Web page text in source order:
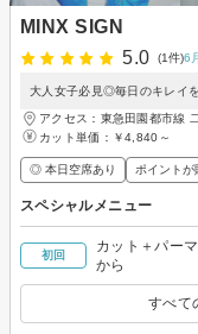
MINX SIGN
5.0
(1件)6
大人女子必見◎毎日のキレイ
アクセス：東急田園都市線
カット単価： ￥4,840～
◎ 本日空席あり ポイントが
スペシャルメニュー
初回
カット＋パー
から
すべて